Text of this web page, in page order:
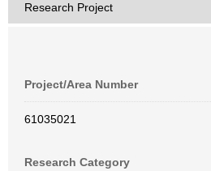
Research Project
Project/Area Number
61035021
Research Category